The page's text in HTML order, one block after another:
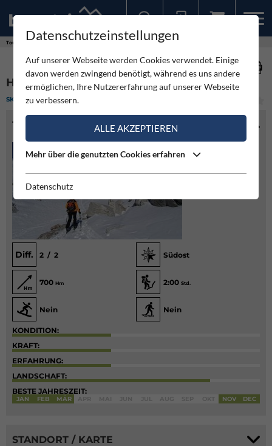
Touren
HOHE FÜRLEG VON DER RUDOLFSHÜTTE
SKITOUR LEICHT
TOURENINFO
Diff. 2 / 2 Südost
700 Hm 2:00 Std.
Nein Nein
KONDITION:
KRAFT:
ERFAHRUNG:
LANDSCHAFT:
BESTE JAHRESZEIT:
JAN FEB MÄR NOV DEC
STANDORT / KARTE
Datenschutzeinstellungen
Auf unserer Webseite werden Cookies verwendet. Einige
davon werden zwingend benötigt, während es uns andere
ermöglichen, Ihre Nutzererfahrung auf unserer Webseite
zu verbessern.
ALLE AKZEPTIEREN
Mehr über die genutzten Cookies erfahren
Datenschutz